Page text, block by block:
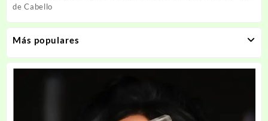
de Cabello
Más populares